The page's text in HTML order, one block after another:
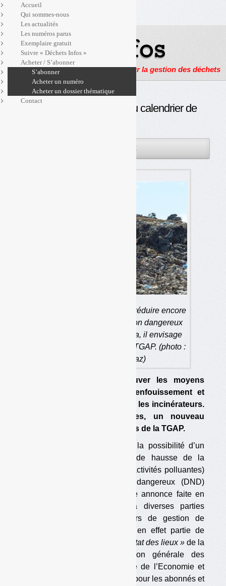
Actualités, enquêtes et reportages sur la gestion des déchets
TGAP : vers un nouveau calendrier de
OLIVIER GUICHARDAZ
Le gouvernement souhaite réduire encore
les quantités de déchets non dangereux
(DND) enfouis. Et pour cela, il envisage
une nouvelle hausse de la TGAP. (photo :
Olivier Guichardaz)
Le gouvernement veut trouver les moyens
d’inciter à réduire encore l’enfouissement et
l’incinération, et à moderniser les incinérateurs.
Parmi les pistes envisagées, un nouveau
calendrier de hausse des tarifs de la TGAP.
Les pouvoirs publics étudient la possibilité d’un
éventuel nouveau calendrier de hausse de la
TGAP (taxe générale sur les activités polluantes)
appliquée aux déchets non dangereux (DND)
enfouis et incinérés, selon une annonce faite en
réunion le 8 avril dernier à diverses parties
prenantes, dont les opérateurs de gestion de
déchets. Cette hypothèse fait en effet partie de
« état des lieux » de la
TGAP réalisé par la direction générale des
entreprises (DGE) du ministère de l’Economie et
présenté ce jour-là (accessible pour les abonnés et
Accueil
Qui sommes-nous
Les actualités
Les numéros parus
Exemplaire gratuit
Suivre « Déchets Infos »
Acheter / S’abonner
S’abonner
Acheter un numéro
Acheter un dossier thématique
Contact